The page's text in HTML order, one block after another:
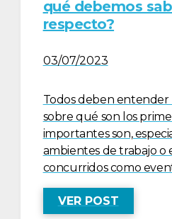
qué debemos
respecto?
03/07/2023
Todos deben
sobre qué son los
importantes son,
ambientes de trabajo o
concurridos como
VER POST